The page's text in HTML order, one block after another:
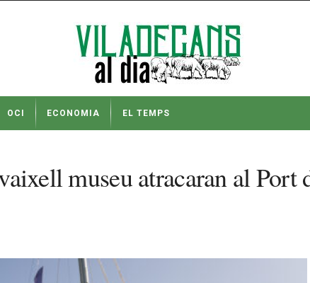
OCI ECONOMIA EL TEMPS
museu atracaran al Port